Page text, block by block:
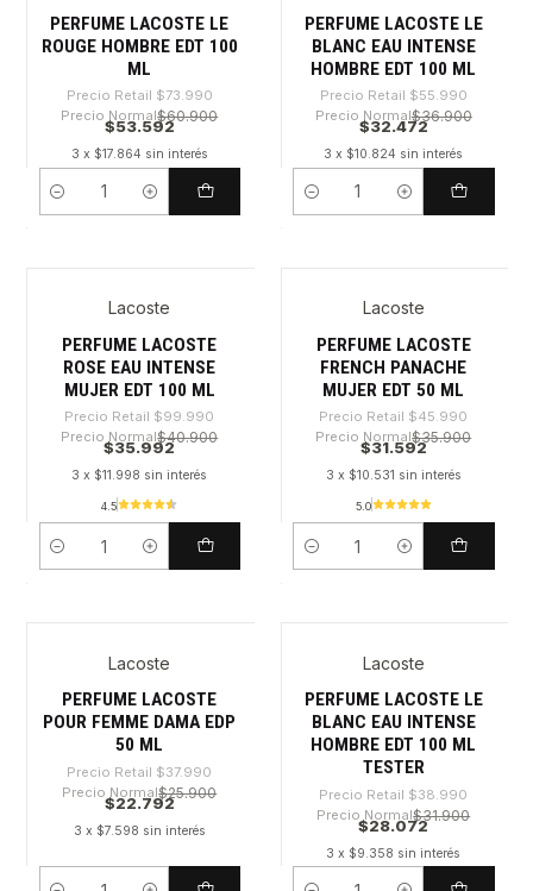
PERFUME LACOSTE LE
ROUGE HOMBRE EDT 100
ML
Precio Retail $73.990
Precio Normal$60.900
$53.592
3 x $17.864 sin interés
Cantidad
PERFUME LACOSTE LE
BLANC EAU INTENSE
HOMBRE EDT 100 ML
Precio Retail $55.990
Precio Normal$36.900
$32.472
3 x $10.824 sin interés
Cantidad
Lacoste
PERFUME LACOSTE
ROSE EAU INTENSE
MUJER EDT 100 ML
Precio Retail $99.990
Precio Normal$40.900
$35.992
3 x $11.998 sin interés
4.5
Cantidad
Lacoste
PERFUME LACOSTE
FRENCH PANACHE
MUJER EDT 50 ML
Precio Retail $45.990
Precio Normal$35.900
$31.592
3 x $10.531 sin interés
5.0
Cantidad
Lacoste
PERFUME LACOSTE
POUR FEMME DAMA EDP
50 ML
Precio Retail $37.990
Precio Normal$25.900
$22.792
3 x $7.598 sin interés
Lacoste
PERFUME LACOSTE LE
BLANC EAU INTENSE
HOMBRE EDT 100 ML
TESTER
Precio Retail $38.990
Precio Normal$31.900
$28.072
3 x $9.358 sin interés